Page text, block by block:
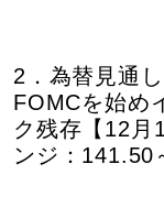
2．為替見通
FOMCを始め
ク残存【12月
ンジ：141.50